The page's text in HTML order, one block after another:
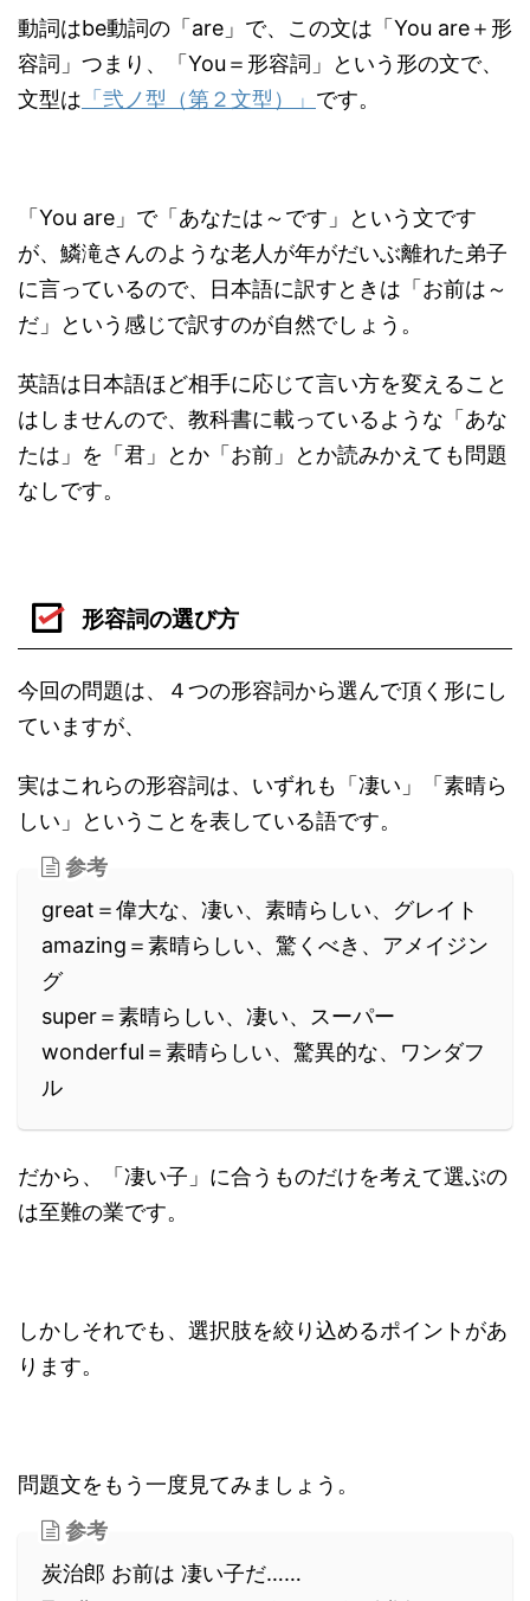
動詞はbe動詞の「are」で、この文は「You are＋形
容詞」つまり、「You＝形容詞」という形の文で、
文型は 「弐ノ型（第２文型）」 です。
「You are」で「あなたは～です」という文です
が、鱗滝さんのような老人が年がだいぶ離れた弟子
に言っているので、日本語に訳すときは「お前は～
だ」という感じで訳すのが自然でしょう。
英語は日本語ほど相手に応じて言い方を変えること
はしませんので、教科書に載っているような「あな
たは」を「君」とか「お前」とか読みかえても問題
なしです。
形容詞の選び方
今回の問題は、４つの形容詞から選んで頂く形にし
ていますが、
実はこれらの形容詞は、いずれも「凄い」「素晴ら
しい」ということを表している語です。
参考
great＝偉大な、凄い、素晴らしい、グレイト
amazing＝素晴らしい、驚くべき、アメイジン
グ
super＝素晴らしい、凄い、スーパー
wonderful＝素晴らしい、驚異的な、ワンダフ
ル
だから、「凄い子」に合うものだけを考えて選ぶの
は至難の業です。
しかしそれでも、選択肢を絞り込めるポイントがあ
ります。
問題文をもう一度見てみましょう。
参考
炭治郎 お前は 凄い子だ……